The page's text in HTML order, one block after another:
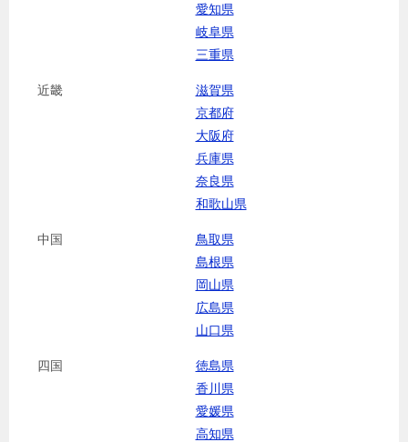
愛知県
岐阜県
三重県
近畿
滋賀県
京都府
大阪府
兵庫県
奈良県
和歌山県
中国
鳥取県
島根県
岡山県
広島県
山口県
四国
徳島県
香川県
愛媛県
高知県